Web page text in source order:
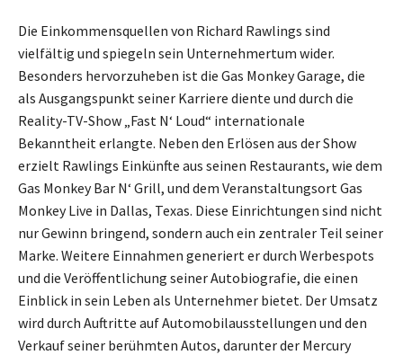
Die Einkommensquellen von Richard Rawlings sind
vielfältig und spiegeln sein Unternehmertum wider.
Besonders hervorzuheben ist die Gas Monkey Garage, die
als Ausgangspunkt seiner Karriere diente und durch die
Reality-TV-Show „Fast N‘ Loud“ internationale
Bekanntheit erlangte. Neben den Erlösen aus der Show
erzielt Rawlings Einkünfte aus seinen Restaurants, wie dem
Gas Monkey Bar N‘ Grill, und dem Veranstaltungsort Gas
Monkey Live in Dallas, Texas. Diese Einrichtungen sind nicht
nur Gewinn bringend, sondern auch ein zentraler Teil seiner
Marke. Weitere Einnahmen generiert er durch Werbespots
und die Veröffentlichung seiner Autobiografie, die einen
Einblick in sein Leben als Unternehmer bietet. Der Umsatz
wird durch Auftritte auf Automobilausstellungen und den
Verkauf seiner berühmten Autos, darunter der Mercury